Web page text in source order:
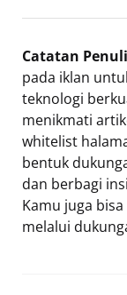
Catatan
pada iklan
teknologi
menikmati
whitelist
bentuk
dan berbagi
Kamu juga
melalui